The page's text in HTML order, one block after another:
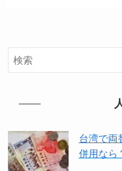
台湾で両
併用なら